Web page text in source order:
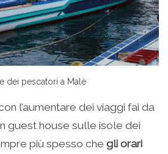
dei pescatori a Malè
l’aumentare dei viaggi fai da
guest house sulle isole dei
più spesso che gli orari